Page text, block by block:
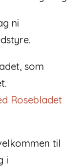
ni
som
Rosebladet
til
i